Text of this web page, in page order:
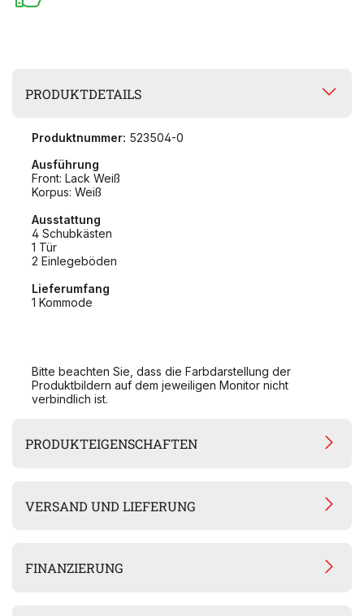
PRODUKTDETAILS
Produktnummer: 523504-0
Ausführung
Front: Lack Weiß
Korpus: Weiß
Ausstattung
4 Schubkästen
1 Tür
2 Einlegeböden
Lieferumfang
1 Kommode
Bitte beachten Sie, dass die Farbdarstellung der
Produktbildern auf dem jeweiligen Monitor nicht
verbindlich ist.
PRODUKTEIGENSCHAFTEN
VERSAND UND LIEFERUNG
FINANZIERUNG